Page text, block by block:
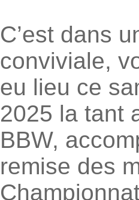
C’est dans
conviviale,
eu lieu ce
2025 la tant
BBW,
remise des